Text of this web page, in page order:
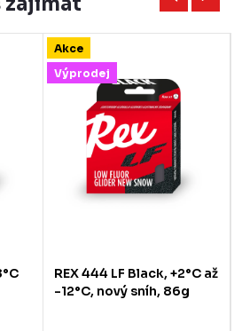
Akce
Výprodej
REX 444 LF Black, +2°C až
-12°C, nový sníh, 86g